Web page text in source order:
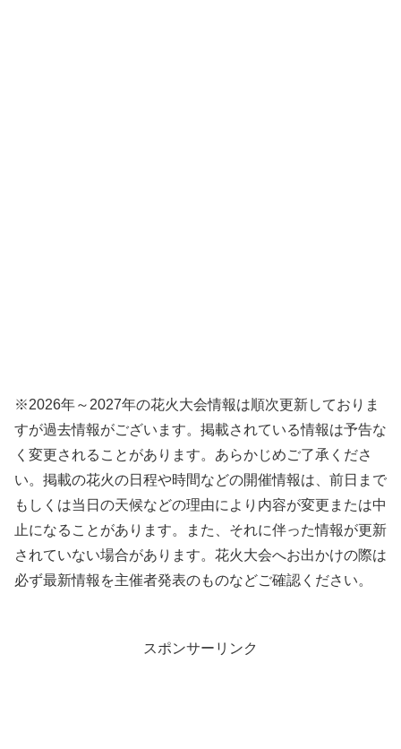
※2026年～2027年の花火大会情報は順次更新しておりま
すが過去情報がございます。掲載されている情報は予告な
く変更されることがあります。あらかじめご了承くださ
い。掲載の花火の日程や時間などの開催情報は、前日まで
もしくは当日の天候などの理由により内容が変更または中
止になることがあります。また、それに伴った情報が更新
されていない場合があります。花火大会へお出かけの際は
必ず最新情報を主催者発表のものなどご確認ください。
スポンサーリンク